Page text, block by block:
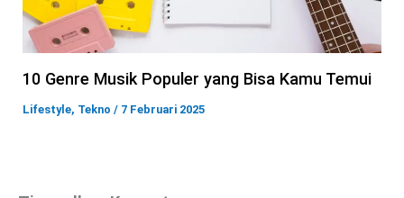
10 Genre Musik Populer yang Bisa Kamu Temui
Lifestyle, Tekno / 7 Februari 2025